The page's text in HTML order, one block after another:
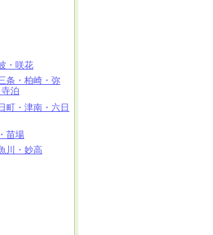
・咲花
条・柏崎・弥
泊
町・津南・六日
苗場
川・妙高